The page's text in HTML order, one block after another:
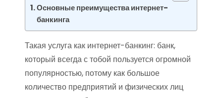
Основные преимущества интернет-
банкинга
Такая услуга как интернет-банкинг: банк,
который всегда с тобой пользуется огромной
популярностью, потому как большое
количество предприятий и физических лиц